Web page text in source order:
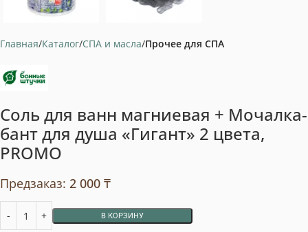
Главная Каталог СПА и масла Прочее для СПА
Соль для ванн магниевая + Мочалка-
бант для душа «Гигант» 2 цвета,
PROMO
Предзаказ: 2 000 ₸
В КОРЗИНУ